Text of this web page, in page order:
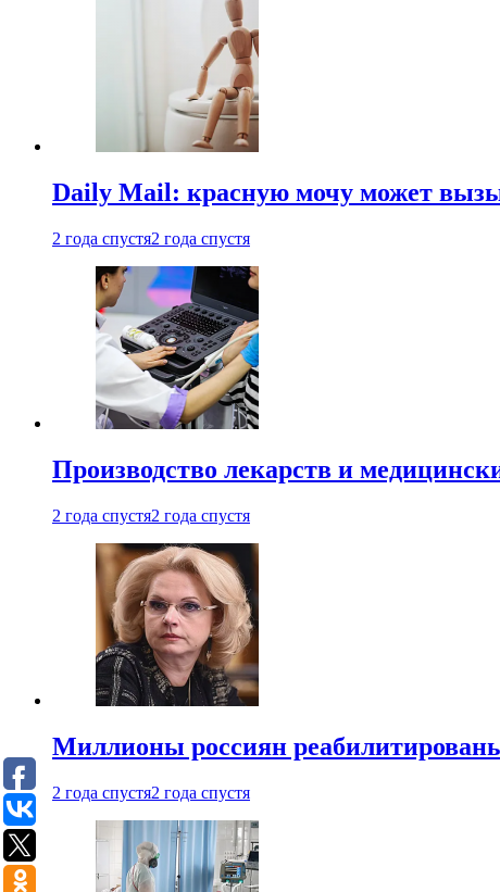
Daily Mail: красную мочу может
2 года спустя2 года спустя
Производство лекарств и
2 года спустя2 года спустя
Миллионы россиян
2 года спустя2 года спустя